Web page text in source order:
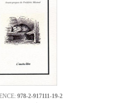
978-2-917111-19-2